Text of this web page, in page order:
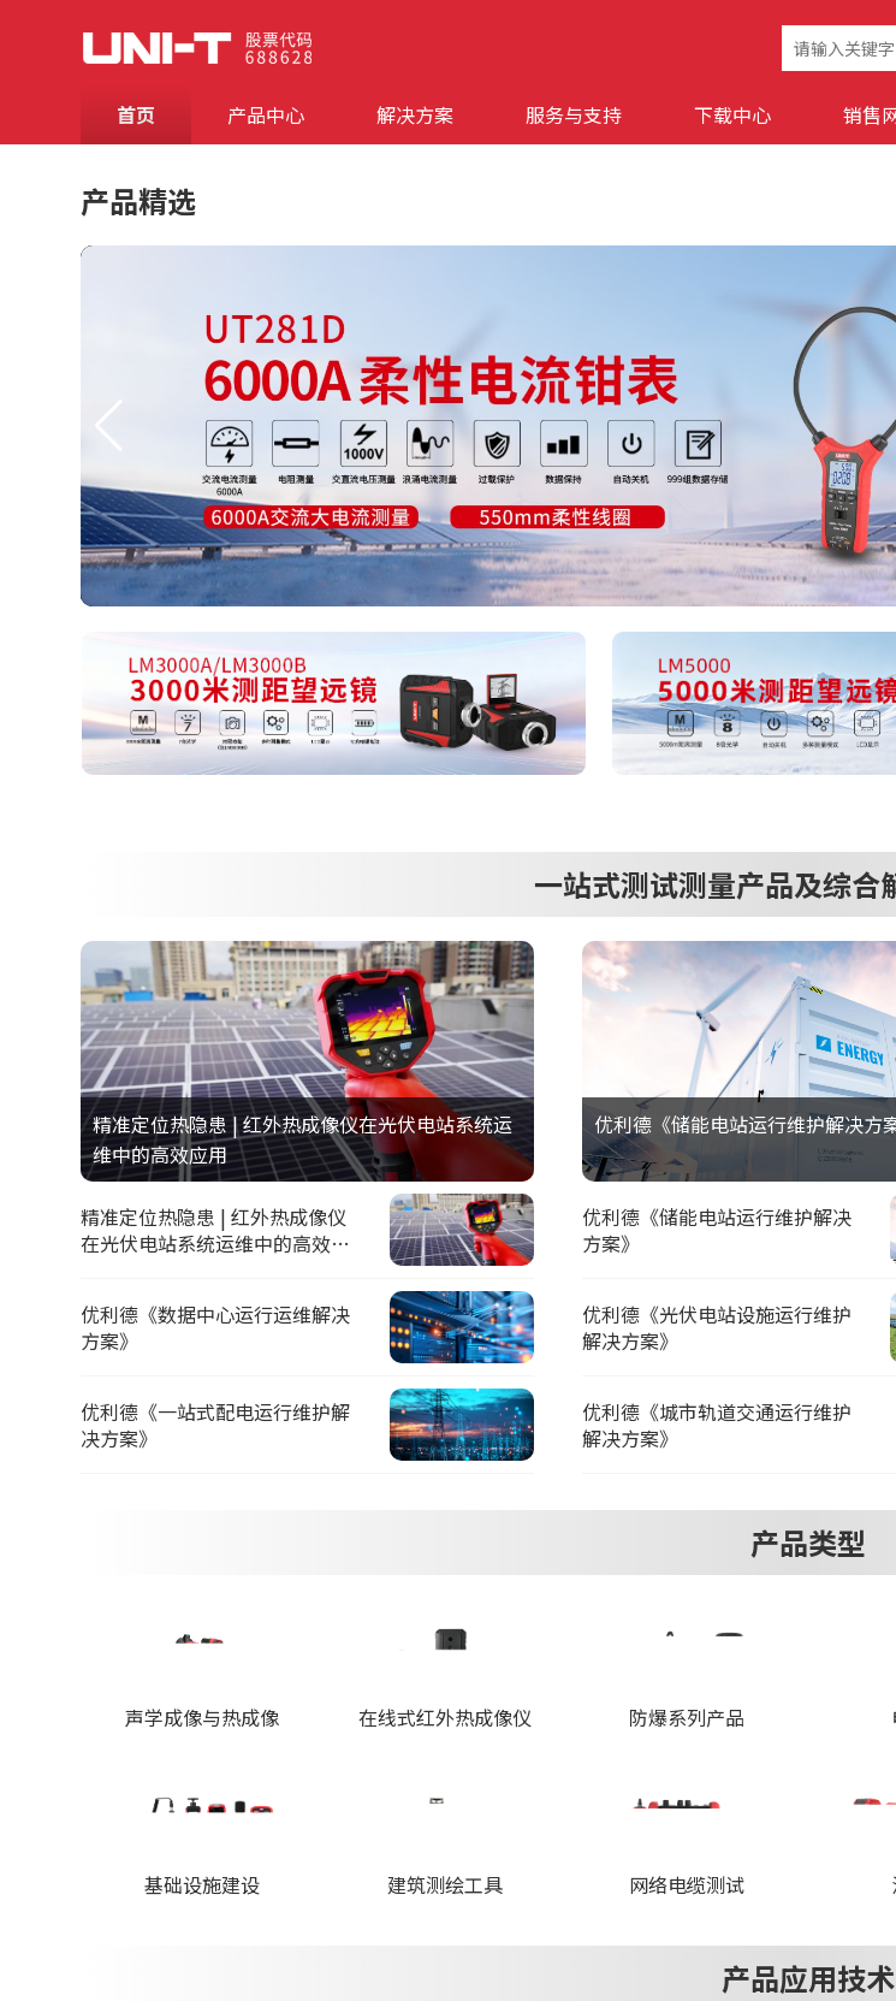
首页 产品中心 解决方案 服务与支持 下载中心 销售
产品精选
一站式测试测量产品及综合
精准定位热隐患 | 红外热成像仪在光伏电站系统运
维中的高效应用
精准定位热隐患 | 红外热成像仪
在光伏电站系统运维中的高效应
优利德《数据中心运行运维解决
方案》
优利德《一站式配电运行维护解
决方案》
优利德《储能电站运行维护解决方
优利德《储能电站运行维护解决
方案》
优利德《光伏电站设施运行维护
解决方案》
优利德《城市轨道交通运行维护
解决方案》
产品类型
声学成像与热成像 在线式红外热成像仪 防爆系列产品
基础设施建设 建筑测绘工具 网络电缆测试
产品应用技术